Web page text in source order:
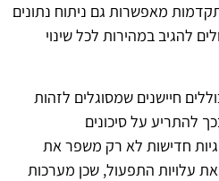
מאפשרות גם ניתוח נתונים
להגיב במהירות לכל שינוי
חיישנים שמסוגלים לזהות
להתריע על סיכונים
חדישות לא רק משפר את
עלויות התפעול, שכן מערכות